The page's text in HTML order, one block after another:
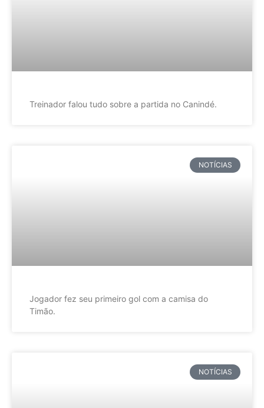
Treinador falou tudo sobre a partida no Canindé.
NOTÍCIAS
Jogador fez seu primeiro gol com a camisa do
Timão.
NOTÍCIAS